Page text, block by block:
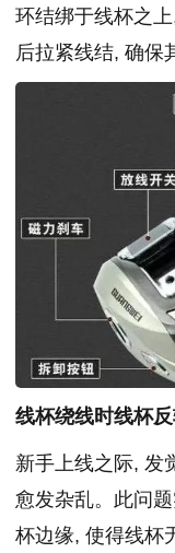
环结绑于线杯之
后拉紧线结, 确保
线杯绕线时线杯
新手上线之际, 发
愈发杂乱。此问
杯边缘, 使得线杯